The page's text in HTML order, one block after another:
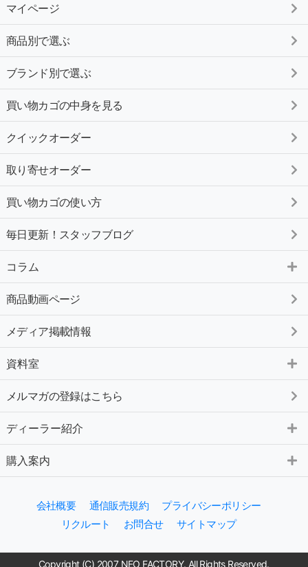
マイページ
商品別で選ぶ
ブランド別で選ぶ
買い物カゴの中身を見る
クイックオーダー
取り寄せオーダー
買い物カゴの使い方
毎日更新！スタッフブログ
コラム
商品動画ページ
メディア掲載情報
資料室
メルマガの登録はこちら
ディーラー紹介
購入案内
会社概要 通信販売規約
プライバシーポリシー
リクルート
お問合せ サイトマップ
Copyright (C) 2007 NEO FACTORY. All Rights Reserved.